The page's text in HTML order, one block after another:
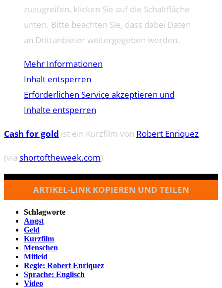
zuzugreifen, klicken Sie auf die Schaltfläche
unten. Bitte beachten Sie, dass dabei Daten
an Drittanbieter weitergegeben werden.
Mehr Informationen
Inhalt entsperren
Erforderlichen Service akzeptieren und
Inhalte entsperren
Cash for gold ist ein Kurzfilm von Robert Enriquez.
(via shortoftheweek.com)
ARTIKEL-LINK KOPIEREN UND TEILEN
Schlagworte
Angst
Geld
Kurzfilm
Menschen
Mitleid
Regie: Robert Enriquez
Sprache: Englisch
Video